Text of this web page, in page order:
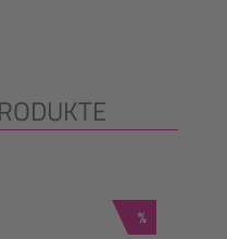
Rabatt
%